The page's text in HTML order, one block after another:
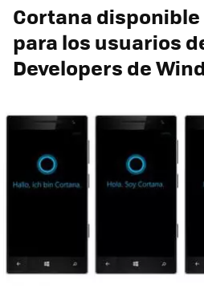
Cortana
para los usuarios
Developers de